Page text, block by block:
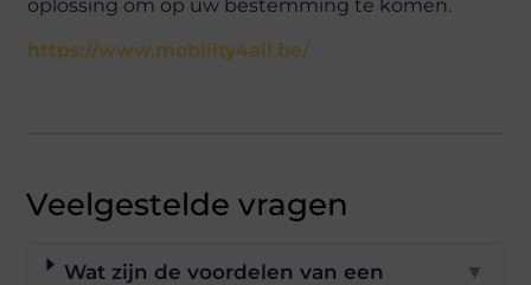
oplossing om op uw bestemming te komen.
https://www.mobility4all.be/
Veelgestelde vragen
Wat zijn de voordelen van een
▼